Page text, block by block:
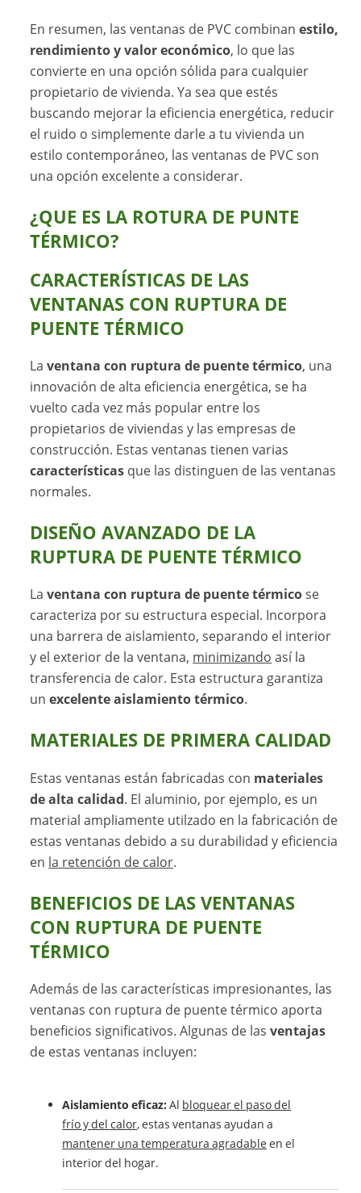
En resumen, las ventanas de PVC combinanestilo,
rendimiento y valor económico, lo que las
convierte en una opción sólida para cualquier
propietario de vivienda. Ya sea que estés
buscando mejorar la eficiencia energética, reducir
el ruido o simplemente darle a tu vivienda un
estilo contemporáneo, las ventanas de PVC son
una opción excelente a considerar.
¿QUE ES LA ROTURA DE PUNTE
TÉRMICO?
CARACTERÍSTICAS DE LAS
VENTANAS CON RUPTURA DE
PUENTE TÉRMICO
Laventana con ruptura de puente térmico, una
innovación de alta eficiencia energética, se ha
vuelto cada vez más popular entre los
propietarios de viviendas y las empresas de
construcción. Estas ventanas tienen varias
características que las distinguen de las ventanas
normales.
DISEÑO AVANZADO DE LA
RUPTURA DE PUENTE TÉRMICO
Laventana con ruptura de puente térmicose
caracteriza por su estructura especial. Incorpora
una barrera de aislamiento, separando el interior
y el exterior de la ventana, minimizando así la
transferencia de calor. Esta estructura garantiza
unexcelente aislamiento térmico.
MATERIALES DE PRIMERA CALIDAD
Estas ventanas están fabricadas con materiales
de alta calidad. El aluminio, por ejemplo, es un
material ampliamente utilzado en la fabricación de
estas ventanas debido a su durabilidad y eficiencia
en la retención de calor.
BENEFICIOS DE LAS VENTANAS
CON RUPTURA DE PUENTE
TÉRMICO
Además de las características impresionantes, las
ventanas con ruptura de puente térmico aporta
beneficios significativos. Algunas de lasventajas
de estas ventanas incluyen:
Aislamiento eficaz: Al bloquear el paso del
frío y del calor, estas ventanas ayudan a
mantener una temperatura agradable en el
interior del hogar.